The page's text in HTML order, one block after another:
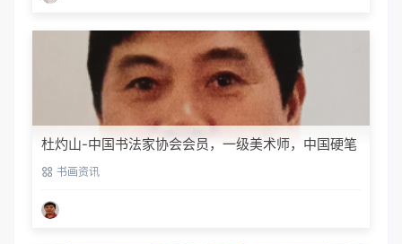
杜灼山-中国书法家协会会员，一级美术师，中国硬笔
书法家协会会员
书画资讯